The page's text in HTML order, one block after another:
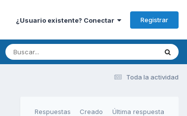
¿Usuario existente? Conectar Registrar
Toda la actividad
Respuestas Creado Última respuesta